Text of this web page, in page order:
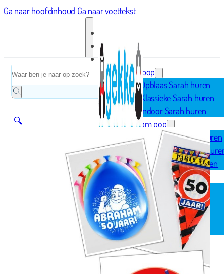
Ga naar hoofdinhoud Ga naar voettekst
Home
Sarah pop
Opblaas Sarah huren
Klassieke Sarah huren
Indoor Sarah huren
Abraham pop
Opblaas Abraham huren
Klassieke Abraham
Indoor Abraham huren
Geboorte
Opblaasfiguren
Geboorteborden
Ooievaar op nest
Spandoek geboorte
Huwelijk
Pensioen
Skytubes
Zoeken
🔍